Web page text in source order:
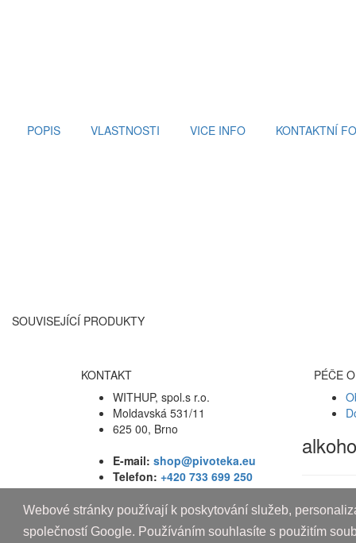
Webové stránky používají k poskytování služeb,
společností Google. Používáním souhlasíte s použitím
POPIS
VLASTNOSTI VICE INFO KONTAKTNÍ
SOUVISEJÍCÍ PRODUKTY
KONTAKT
WITHUP, spol.s r.o.
Moldavská 531/11
625 00, Brno
E-mail: shop@pivoteka.eu
Telefon: +420 733 699 250
PÉČE
Copyright © 2010-2019 An systems, s.r.o.